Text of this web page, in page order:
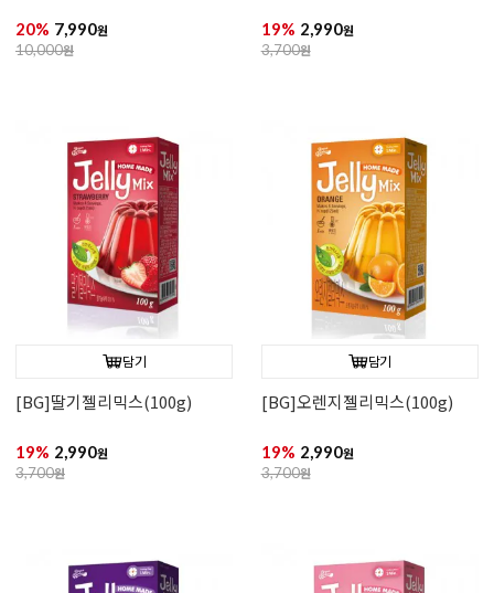
20% 7,990원
10,000원
19% 2,990원
3,700원
담기
[BG]딸기젤리믹스(100g)
19% 2,990원
3,700원
담기
[BG]오렌지젤리믹스(100g)
19% 2,990원
3,700원